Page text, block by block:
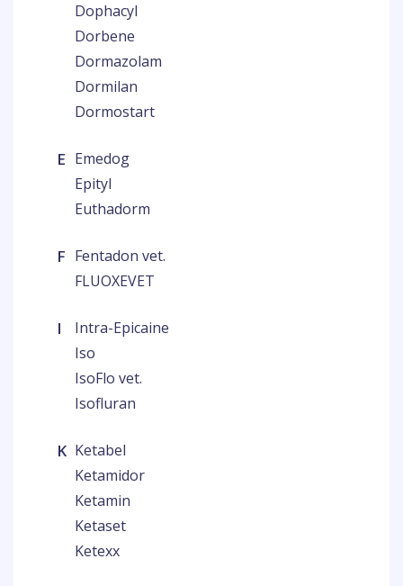
Dophacyl
Dorbene
Dormazolam
Dormilan
Dormostart
E Emedog
Epityl
Euthadorm
F Fentadon vet.
FLUOXEVET
I
Intra-Epicaine
Iso
IsoFlo vet.
Isofluran
K Ketabel
Ketamidor
Ketamin
Ketaset
Ketexx